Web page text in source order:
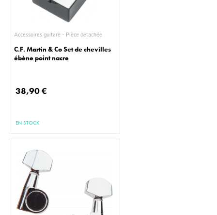
Accessoires guitare - Pièce détachée
C.F. Martin & Co Set de chevilles
ébène point nacre
38,90 €
EN STOCK